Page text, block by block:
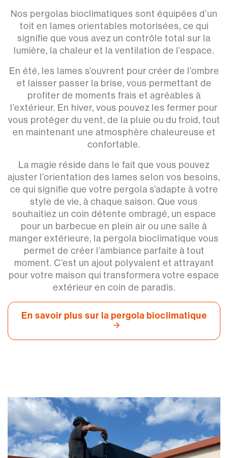
Nos pergolas bioclimatiques sont équipées d’un
toit en lames orientables motorisées, ce qui
signifie que vous avez un contrôle total sur la
lumière, la chaleur et la ventilation de l’espace.
En été, les lames s’ouvrent pour créer de l’ombre
et laisser passer la brise, vous permettant de
profiter de moments frais et agréables à
l’extérieur. En hiver, vous pouvez les fermer pour
vous protéger du vent, de la pluie ou du froid, tout
en maintenant une atmosphère chaleureuse et
confortable.
La magie réside dans le fait que vous pouvez
ajuster l’orientation des lames selon vos besoins,
ce qui signifie que votre pergola s’adapte à votre
style de vie, à chaque saison. Que vous
souhaitiez un coin détente ombragé, un espace
pour un barbecue en plein air ou une salle à
manger extérieure, la pergola bioclimatique vous
permet de créer l’ambiance parfaite à tout
moment. C’est un ajout polyvalent et attrayant
pour votre maison qui transformera votre espace
extérieur en coin de paradis.
En savoir plus sur la pergola bioclimatique